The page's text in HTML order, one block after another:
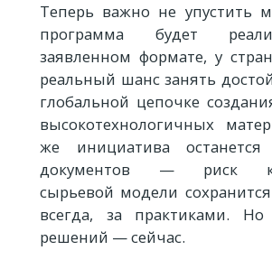
Теперь важно не упустить
программа будет
заявленном формате, у
реальный шанс занять
глобальной цепочке
высокотехнологичных
же инициатива
документов — риск
сырьевой модели
всегда, за практиками.
решений — сейчас.